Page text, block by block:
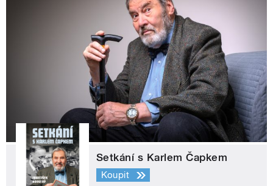
Setkání s Karlem Čapkem
Koupit